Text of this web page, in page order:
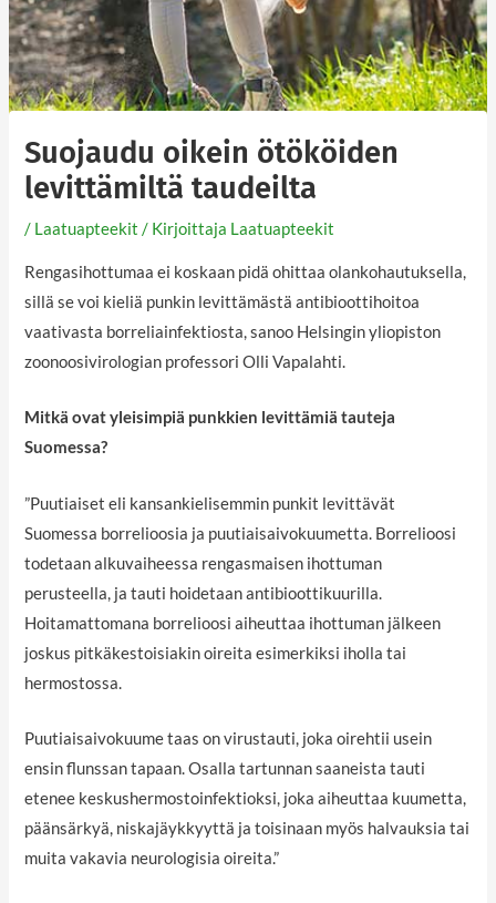
Suojaudu oikein ötököiden
levittämiltä taudeilta
/ Laatuapteekit / Kirjoittaja Laatuapteekit
Rengasihottumaa ei koskaan pidä ohittaa olankohautuksella,
sillä se voi kieliä punkin levittämästä antibioottihoitoa
vaativasta borreliainfektiosta, sanoo Helsingin yliopiston
zoonoosivirologian professori Olli Vapalahti.
Mitkä ovat yleisimpiä punkkien levittämiä tauteja
Suomessa?
”Puutiaiset eli kansankielisemmin punkit levittävät
Suomessa borrelioosia ja puutiaisaivokuumetta. Borrelioosi
todetaan alkuvaiheessa rengasmaisen ihottuman
perusteella, ja tauti hoidetaan antibioottikuurilla.
Hoitamattomana borrelioosi aiheuttaa ihottuman jälkeen
joskus pitkäkestoisiakin oireita esimerkiksi iholla tai
hermostossa.
Puutiaisaivokuume taas on virustauti, joka oirehtii usein
ensin flunssan tapaan. Osalla tartunnan saaneista tauti
etenee keskushermostoinfektioksi, joka aiheuttaa kuumetta,
päänsärkyä, niskajäykkyyttä ja toisinaan myös halvauksia tai
muita vakavia neurologisia oireita.”